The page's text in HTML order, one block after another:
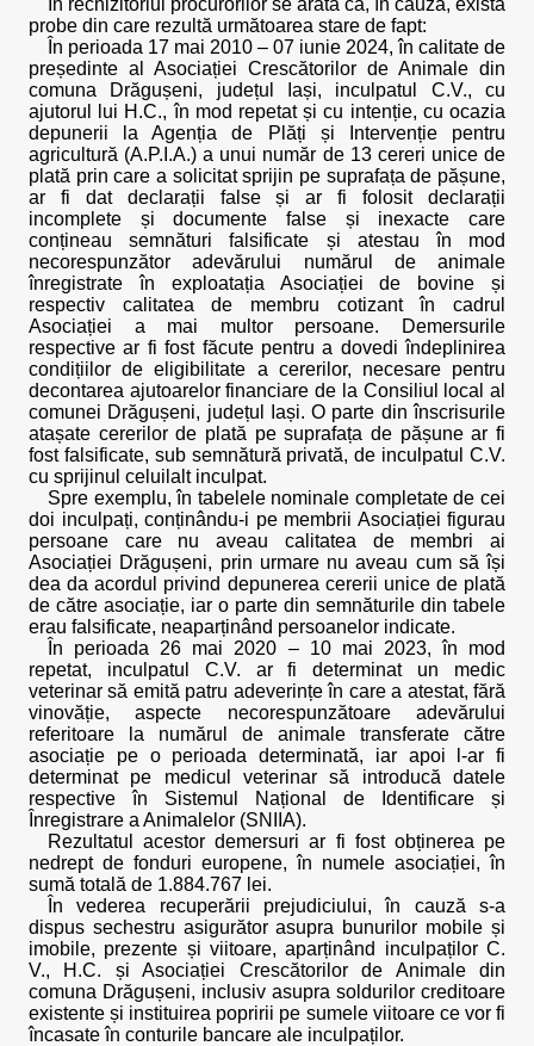
În rechizitoriul procurorilor se arată că, în cauză, există
probe din care rezultă următoarea stare de fapt:
În perioada 17 mai 2010 – 07 iunie 2024, în calitate de
președinte al Asociației Crescătorilor de Animale din
comuna Drăgușeni, județul Iași, inculpatul C.V., cu
ajutorul lui H.C., în mod repetat și cu intenție, cu ocazia
depunerii la Agenția de Plăți și Intervenție pentru
agricultură (A.P.I.A.) a unui număr de 13 cereri unice de
plată prin care a solicitat sprijin pe suprafața de pășune,
ar fi dat declarații false și ar fi folosit declarații
incomplete și documente false și inexacte care
conțineau semnături falsificate și atestau în mod
necorespunzător adevărului numărul de animale
înregistrate în exploatația Asociației de bovine și
respectiv calitatea de membru cotizant în cadrul
Asociației a mai multor persoane. Demersurile
respective ar fi fost făcute pentru a dovedi îndeplinirea
condițiilor de eligibilitate a cererilor, necesare pentru
decontarea ajutoarelor financiare de la Consiliul local al
comunei Drăgușeni, județul Iași. O parte din înscrisurile
atașate cererilor de plată pe suprafața de pășune ar fi
fost falsificate, sub semnătură privată, de inculpatul C.V.
cu sprijinul celuilalt inculpat.
Spre exemplu, în tabelele nominale completate de cei
doi inculpați, conținându-i pe membrii Asociației figurau
persoane care nu aveau calitatea de membri ai
Asociației Drăgușeni, prin urmare nu aveau cum să își
dea da acordul privind depunerea cererii unice de plată
de către asociație, iar o parte din semnăturile din tabele
erau falsificate, neaparținând persoanelor indicate.
În perioada 26 mai 2020 – 10 mai 2023, în mod
repetat, inculpatul C.V. ar fi determinat un medic
veterinar să emită patru adeverințe în care a atestat, fără
vinovăție, aspecte necorespunzătoare adevărului
referitoare la numărul de animale transferate către
asociație pe o perioada determinată, iar apoi l-ar fi
determinat pe medicul veterinar să introducă datele
respective în Sistemul Național de Identificare și
Înregistrare a Animalelor (SNIIA).
Rezultatul acestor demersuri ar fi fost obținerea pe
nedrept de fonduri europene, în numele asociației, în
sumă totală de 1.884.767 lei.
În vederea recuperării prejudiciului, în cauză s-a
dispus sechestru asigurător asupra bunurilor mobile și
imobile, prezente și viitoare, aparținând inculpaților C.
V., H.C. și Asociației Crescătorilor de Animale din
comuna Drăgușeni, inclusiv asupra soldurilor creditoare
existente și instituirea popririi pe sumele viitoare ce vor fi
încasate în conturile bancare ale inculpaților.